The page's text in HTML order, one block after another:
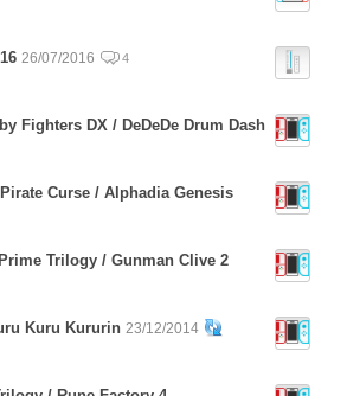
26/07/2016 4
Fighters DX / DeDeDe Drum Dash
Curse / Alphadia Genesis
Trilogy / Gunman Clive 2
Kuru Kururin 23/12/2014